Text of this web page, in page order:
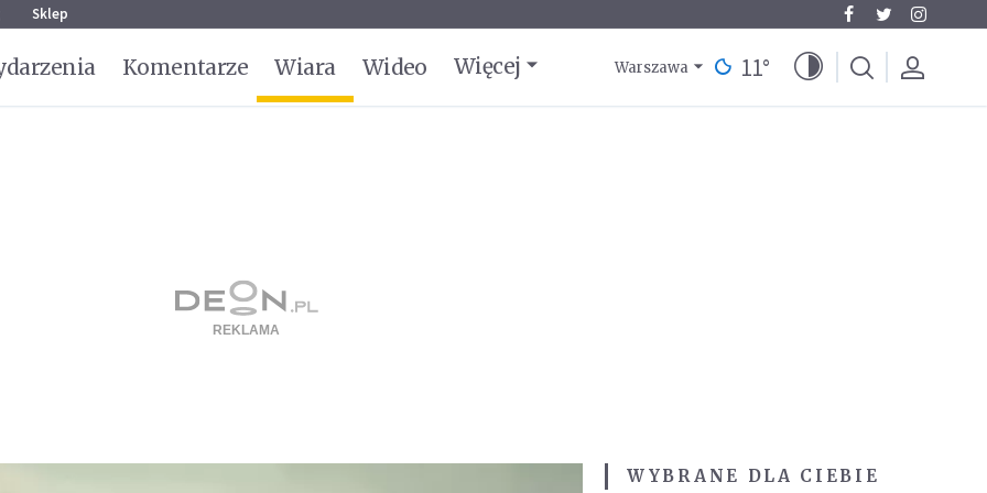
Sklep
Komentarze Wiara Wideo Więcej Warszawa 11°
WYBRANE DLA CIEBIE